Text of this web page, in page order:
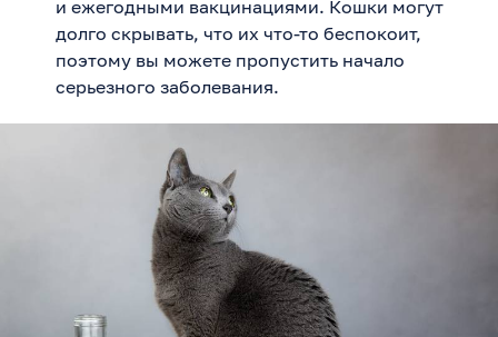
и ежегодными вакцинациями. Кошки могут
долго скрывать, что их что-то беспокоит,
поэтому вы можете пропустить начало
серьезного заболевания.